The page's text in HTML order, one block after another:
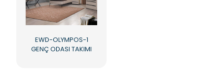
EWD-OLYMPOS-1
GENÇ ODASI TAKIMI